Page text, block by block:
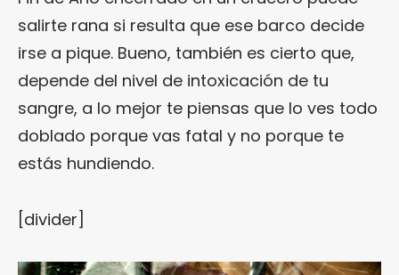
salirte rana si resulta que ese barco decide
irse a pique. Bueno, también es cierto que,
depende del nivel de intoxicación de tu
sangre, a lo mejor te piensas que lo ves todo
doblado porque vas fatal y no porque te
estás hundiendo.
[divider]